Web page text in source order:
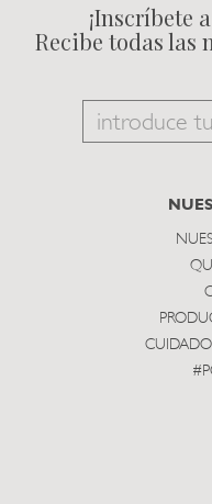
¡Inscríbete
Recibe todas las